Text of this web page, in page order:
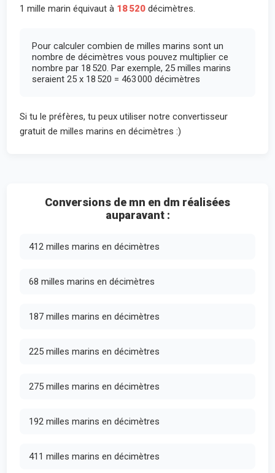
1 mille marin équivaut à 18 520 décimètres.
Pour calculer combien de milles marins sont un
nombre de décimètres vous pouvez multiplier ce
nombre par 18 520. Par exemple, 25 milles marins
seraient 25 x 18 520 = 463 000 décimètres
Si tu le préfères, tu peux utiliser notre convertisseur
gratuit de milles marins en décimètres :)
Conversions de mn en dm réalisées
auparavant :
412 milles marins en décimètres
68 milles marins en décimètres
187 milles marins en décimètres
225 milles marins en décimètres
275 milles marins en décimètres
192 milles marins en décimètres
411 milles marins en décimètres